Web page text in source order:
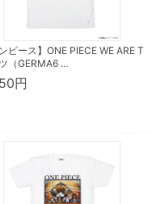
ンピース】ONE PIECE WE ARE T
（GERMA6 …
円